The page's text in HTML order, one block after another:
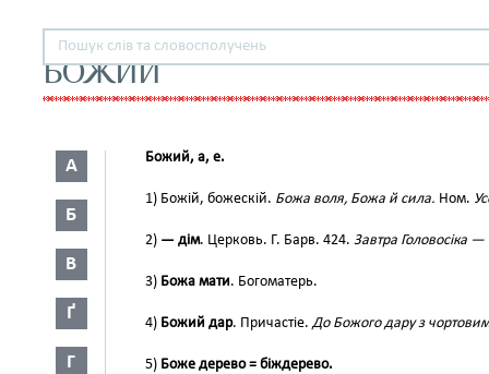
БОЖИЙ
А
Б
В
Ґ
Г
Божий, а, е.
1) Божій, божескій. Божа воля, Божа й сила. Ном.
2) — дім. Церковь. Г. Барв. 424. Завтра Головосіка
3) Божа мати. Богоматерь.
4) Божий дар. Причастіе.До Божого дару з
5) Боже дерево = біждерево.